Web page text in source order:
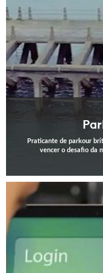
Praticante de parkour
vencer o desafio da